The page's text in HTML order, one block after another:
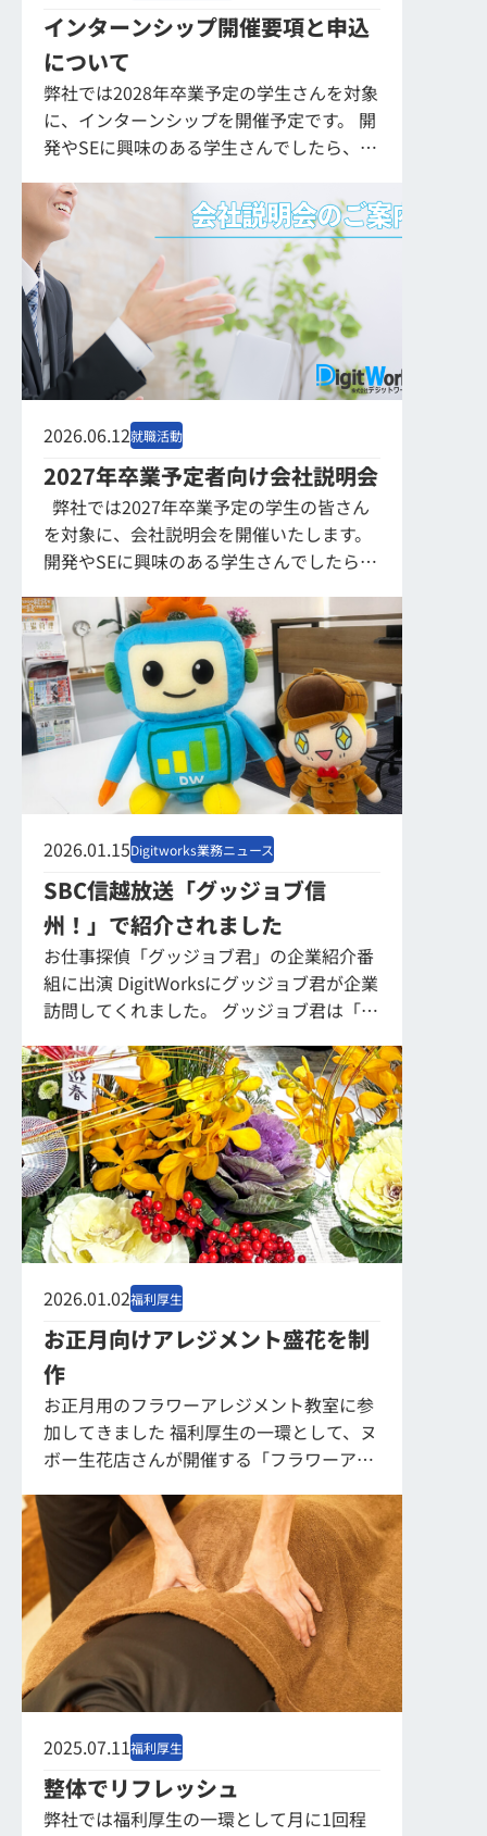
インターンシップ開催要項と申込
について
弊社では2028年卒業予定の学生さんを対象
に、インターンシップを開催予定です。 開
発やSEに興味のある学生さんでしたら、文
けるような内容のインターンシップです。
...
2026.06.12就職活動
2027年卒業予定者向け会社説明会
弊社では2027年卒業予定の学生の皆さん
を対象に、会社説明会を開催いたします。
開発やSEに興味のある学生さんでしたら、
会社です。 興味のある方はぜ...
2026.01.15Digitworks業務ニュース
SBC信越放送「グッジョブ信
州！」で紹介されました
お仕事探偵「グッジョブ君」の企業紹介番
組に出演 DigitWorksにグッジョブ君が企業
訪問してくれました。 グッジョブ君は「会
の企業をさまざまな視点で紹介してく...
2026.01.02福利厚生
お正月向けアレジメント盛花を制
作
お正月用のフラワーアレジメント教室に参
加してきました 福利厚生の一環として、ヌ
ボー生花店さんが開催する「フラワーアレ
性社員も含む参加希望者で受講。フ...
2025.07.11福利厚生
整体でリフレッシュ
弊社では福利厚生の一環として月に1回程